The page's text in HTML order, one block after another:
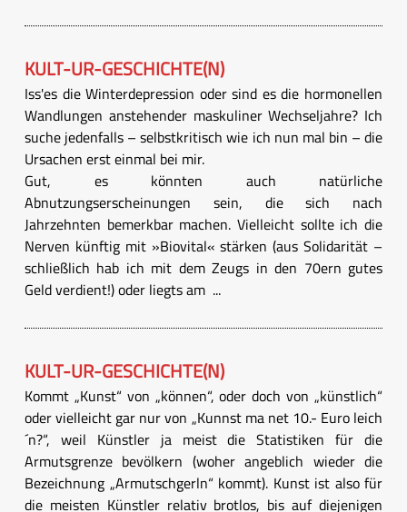
KULT-UR-GESCHICHTE(N)
Iss'es die Winterdepression oder sind es die hormonellen
Wandlungen anstehender maskuliner Wechseljahre? Ich
suche jedenfalls – selbstkritisch wie ich nun mal bin – die
Ursachen erst einmal bei mir.
Gut, es könnten auch natürliche
Abnutzungserscheinungen sein, die sich nach
Jahrzehnten bemerkbar machen. Vielleicht sollte ich die
Nerven künftig mit »Biovital« stärken (aus Solidarität –
schließlich hab ich mit dem Zeugs in den 70ern gutes
Geld verdient!) oder liegts am ...
KULT-UR-GESCHICHTE(N)
Kommt „Kunst“ von „können“, oder doch von „künstlich“
oder vielleicht gar nur von „Kunnst ma net 10.- Euro leich
´n?“, weil Künstler ja meist die Statistiken für die
Armutsgrenze bevölkern (woher angeblich wieder die
Bezeichnung „Armutschgerln“ kommt). Kunst ist also für
die meisten Künstler relativ brotlos, bis auf diejenigen